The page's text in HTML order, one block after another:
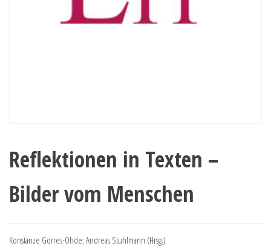
Reflektionen in Texten –
Bilder vom Menschen
Konstanze Görres-Ohde; Andreas Stuhlmann (Hrsg.)